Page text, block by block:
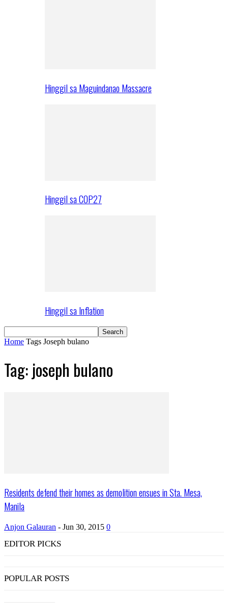
Hinggil sa Maguindanao Massacre
Hinggil sa COP27
Hinggil sa Inflation
Home Tags Joseph bulano
Tag: joseph bulano
Residents defend their homes as demolition ensues in Sta. Mesa,
Manila
Anjon Galauran - Jun 30, 2015 0
EDITOR PICKS
POPULAR POSTS